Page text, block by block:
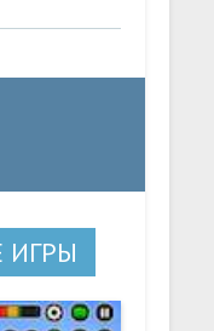
ИГРЫ